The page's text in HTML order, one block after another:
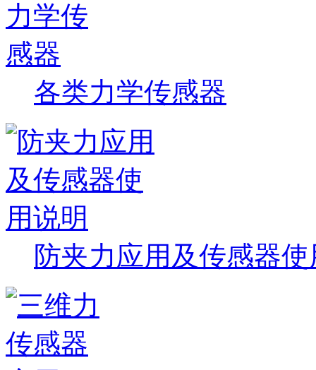
各类力学传感器
防夹力应用及传感器